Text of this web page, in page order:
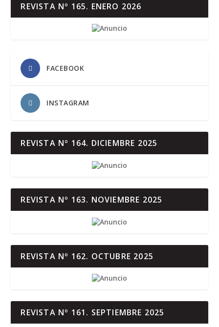
REVISTA Nº 165. ENERO 2026
FACEBOOK
INSTAGRAM
REVISTA Nº 164. DICIEMBRE 2025
REVISTA Nº 163. NOVIEMBRE 2025
REVISTA Nº 162. OCTUBRE 2025
REVISTA Nº 161. SEPTIEMBRE 2025